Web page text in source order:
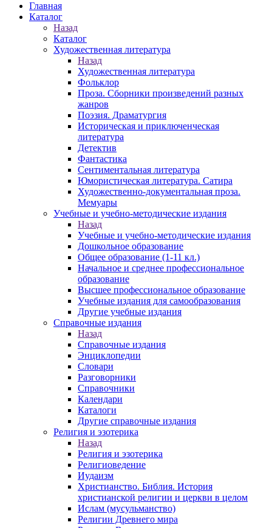
Главная
Каталог
Назад
Каталог
Художественная литература
Назад
Художественная литература
Фольклор
Проза. Сборники произведений разных
жанров
Поэзия. Драматургия
Историческая и приключенческая
литература
Детектив
Фантастика
Сентиментальная литература
Юмористическая литература. Сатира
Художественно-документальная проза.
Мемуары
Учебные и учебно-методические издания
Назад
Учебные и учебно-методические издания
Дошкольное образование
Общее образование (1-11 кл.)
Начальное и среднее профессиональное
образование
Высшее профессиональное образование
Учебные издания для самообразования
Другие учебные издания
Справочные издания
Назад
Справочные издания
Энциклопедии
Словари
Разговорники
Справочники
Календари
Каталоги
Другие справочные издания
Религия и эзотерика
Назад
Религия и эзотерика
Религиоведение
Иудаизм
Христианство. Библия. История
христианской религии и церкви в целом
Ислам (мусульманство)
Религии Древнего мира